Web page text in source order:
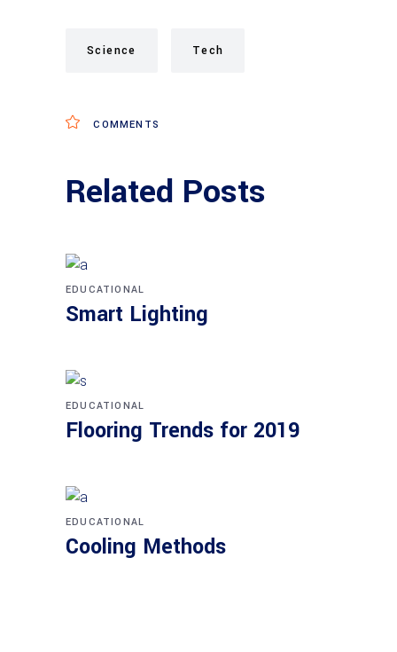
Science Tech
COMMENTS
Related Posts
EDUCATIONAL
Smart Lighting
EDUCATIONAL
Flooring Trends for 2019
EDUCATIONAL
Cooling Methods